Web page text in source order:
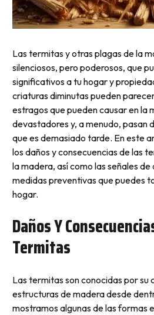
Las termitas y otras plagas de la
silenciosos, pero poderosos, que
significativos a tu hogar y
criaturas diminutas pueden
estragos que pueden causar en la
devastadores y, a menudo, pasan
que es demasiado tarde. En este
los daños y consecuencias de las
la madera, así como las señales
medidas preventivas que puedes
hogar.
Daños Y
Termitas
Las termitas son conocidas por
estructuras de madera desde
mostramos algunas de las formas